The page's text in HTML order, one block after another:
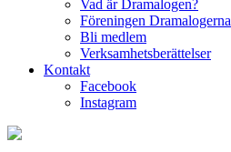
Vad är Dramalogen?
Föreningen Dramalogerna
Bli medlem
Verksamhetsberättelser
Kontakt
Facebook
Instagram